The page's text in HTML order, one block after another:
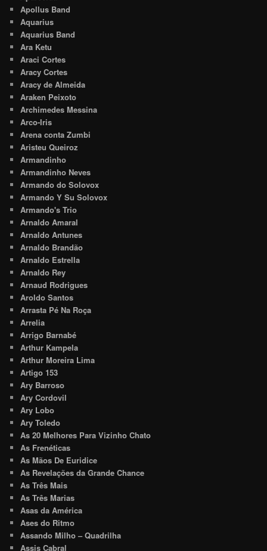
Apollus Band
Aquarius
Aquarius Band
Ara Ketu
Araci Cortes
Aracy Cortes
Aracy de Almeida
Araken Peixoto
Archimedes Messina
Arco-Iris
Arena conta Zumbi
Aristeu Queiroz
Armandinho
Armandinho Neves
Armando do Solovox
Armando Y Su Solovox
Armando's Trio
Arnaldo Amaral
Arnaldo Antunes
Arnaldo Brandão
Arnaldo Estrella
Arnaldo Rey
Arnaud Rodrigues
Aroldo Santos
Arrasta Pé Na Roça
Arrelia
Arrigo Barnabé
Arthur Kampela
Arthur Moreira Lima
Artigo 153
Ary Barroso
Ary Cordovil
Ary Lobo
Ary Toledo
As 20 Melhores Para Vizinho Chato
As Frenéticas
As Mãos De Euridice
As Revelações da Grande Chance
As Três Mais
As Três Marias
Asas da América
Ases do Ritmo
Assando Milho – Quadrilha
Assis Cabral